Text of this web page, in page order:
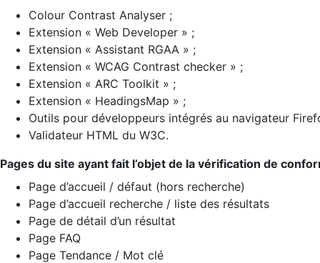
Colour Contrast Analyser ;
Extension « Web Developer » ;
Extension « Assistant RGAA » ;
Extension « WCAG Contrast checker » ;
Extension « ARC Toolkit » ;
Extension « HeadingsMap » ;
Outils pour développeurs intégrés au navigateur
Validateur HTML du W3C.
Pages du site ayant fait l’objet de la vérification de
Page d’accueil / défaut (hors recherche)
Page d’accueil recherche / liste des résultats
Page de détail d’un résultat
Page FAQ
Page Tendance / Mot clé